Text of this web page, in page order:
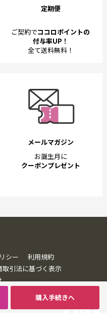
購入手続きへ
定期便
ご契約でココロポイントの
付与率UP！
全て送料無料！
メールマガジン
お誕生月に
クーポンプレゼント
シー
利用規約
取引法に基づく表示